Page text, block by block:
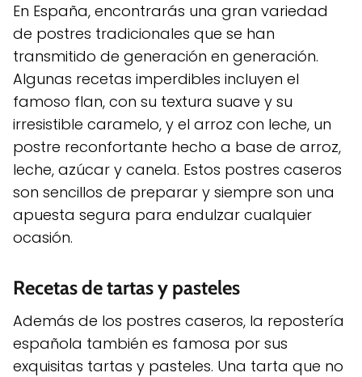
En España, encontrarás una gran variedad
de postres tradicionales que se han
transmitido de generación en generación.
Algunas recetas imperdibles incluyen el
famoso flan, con su textura suave y su
irresistible caramelo, y el arroz con leche, un
postre reconfortante hecho a base de arroz,
leche, azúcar y canela. Estos postres caseros
son sencillos de preparar y siempre son una
apuesta segura para endulzar cualquier
ocasión.
Recetas de tartas y pasteles
Además de los postres caseros, la repostería
española también es famosa por sus
exquisitas tartas y pasteles. Una tarta que no